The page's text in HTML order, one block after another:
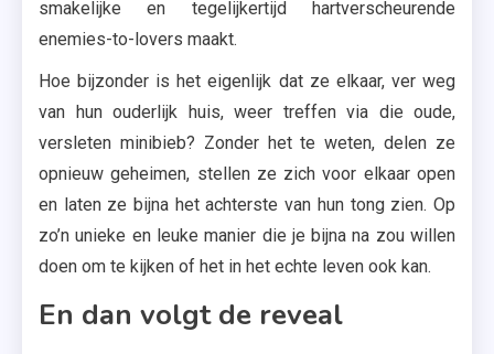
smakelijke en tegelijkertijd hartverscheurende
enemies-to-lovers maakt.
Hoe bijzonder is het eigenlijk dat ze elkaar, ver weg
van hun ouderlijk huis, weer treffen via die oude,
versleten minibieb? Zonder het te weten, delen ze
opnieuw geheimen, stellen ze zich voor elkaar open
en laten ze bijna het achterste van hun tong zien. Op
zo’n unieke en leuke manier die je bijna na zou willen
doen om te kijken of het in het echte leven ook kan.
En dan volgt de reveal